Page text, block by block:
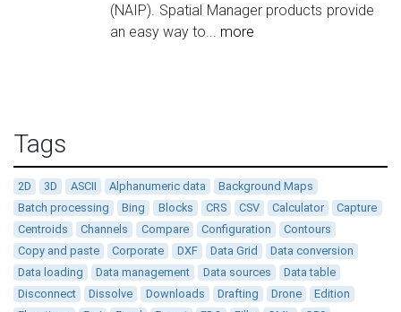
(NAIP). Spatial Manager products provide
an easy way to... more
Tags
2D 3D ASCII Alphanumeric data
Background Maps
Batch processing
Bing Blocks CRS CSV Calculator
Capture
Centroids
Channels Compare Configuration
Contours
Copy and paste
Corporate DXF Data Grid
Data conversion
Data loading
Data management Data sources
Data table
Disconnect
Dissolve Downloads Drafting Drone
Edition